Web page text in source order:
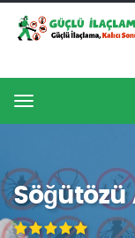
Menu